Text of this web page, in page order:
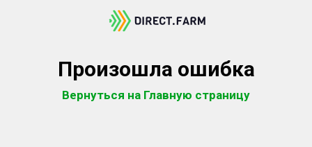
Произошла ошибка
Вернуться на Главную страницу